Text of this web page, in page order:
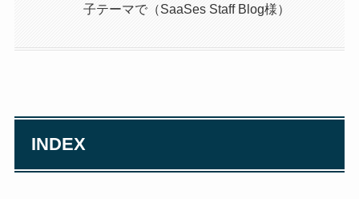
子テーマで（SaaSes Staff Blog様）
INDEX